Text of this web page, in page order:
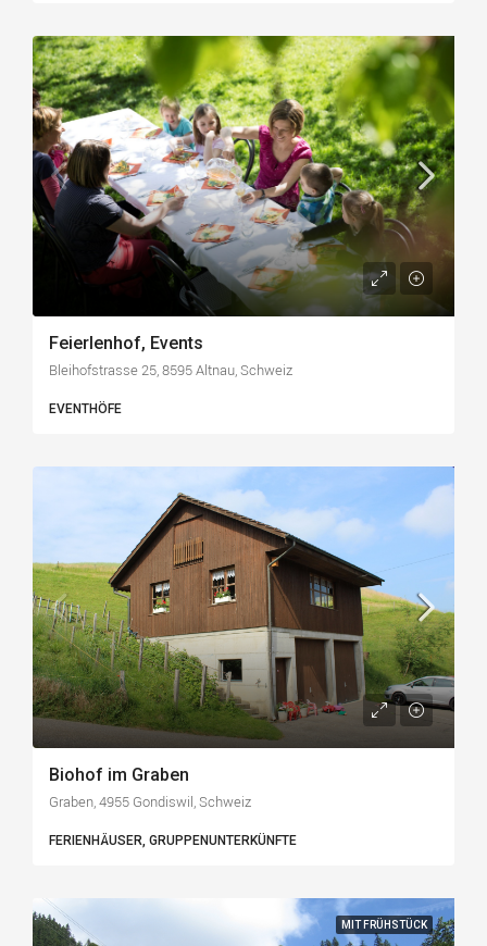
Feierlenhof, Events
Bleihofstrasse 25, 8595 Altnau, Schweiz
EVENTHÖFE
Biohof im Graben
Graben, 4955 Gondiswil, Schweiz
FERIENHÄUSER, GRUPPENUNTERKÜNFTE
MIT FRÜHSTÜCK